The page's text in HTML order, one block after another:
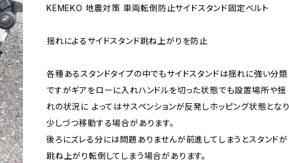
KEMEKO 地震対策 車両転倒防止サイドスタンド固定ベルト
揺れによるサイドスタンド跳ね上がりを防止
各種あるスタンドタイプの中でもサイドスタンドは揺れに強い分類
ですがギアをローに入れハンドルを切った状態でも設置場所や揺
れの状況に よってはサスペンションが反発しホッピング状態となり
少しづつ移動する場合があります。
後ろにズレる分には問題ありませんが前進してしまうとスタンドが
跳ね上がり転倒してしまう場合があります。